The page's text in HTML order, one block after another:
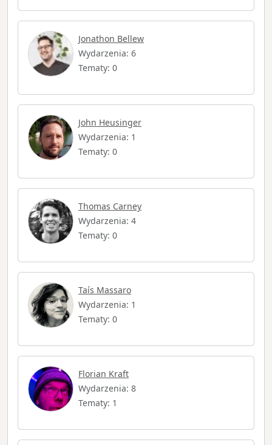
Jonathon Bellew
Wydarzenia: 6
Tematy: 0
John Heusinger
Wydarzenia: 1
Tematy: 0
Thomas Carney
Wydarzenia: 4
Tematy: 0
Taís Massaro
Wydarzenia: 1
Tematy: 0
Florian Kraft
Wydarzenia: 8
Tematy: 1